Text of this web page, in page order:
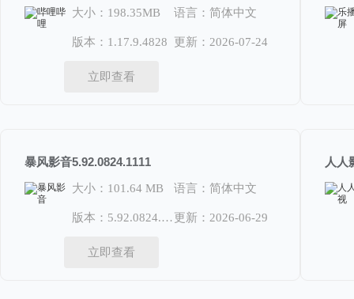
大小：198.35MB 语言：简体中文
版本：1.17.9.4828 更新：2026-07-24
立即查看
暴风影音5.92.0824.1111
大小：101.64 MB 语言：简体中文
版本：5.92.0824.1111 更新：2026-06-29
立即查看
人人